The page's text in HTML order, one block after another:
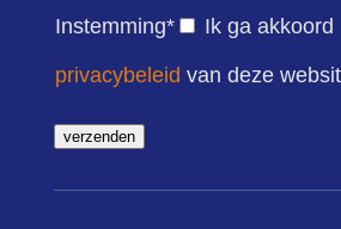
Instemming* Ik ga akkoord
privacybeleid van deze
verzenden